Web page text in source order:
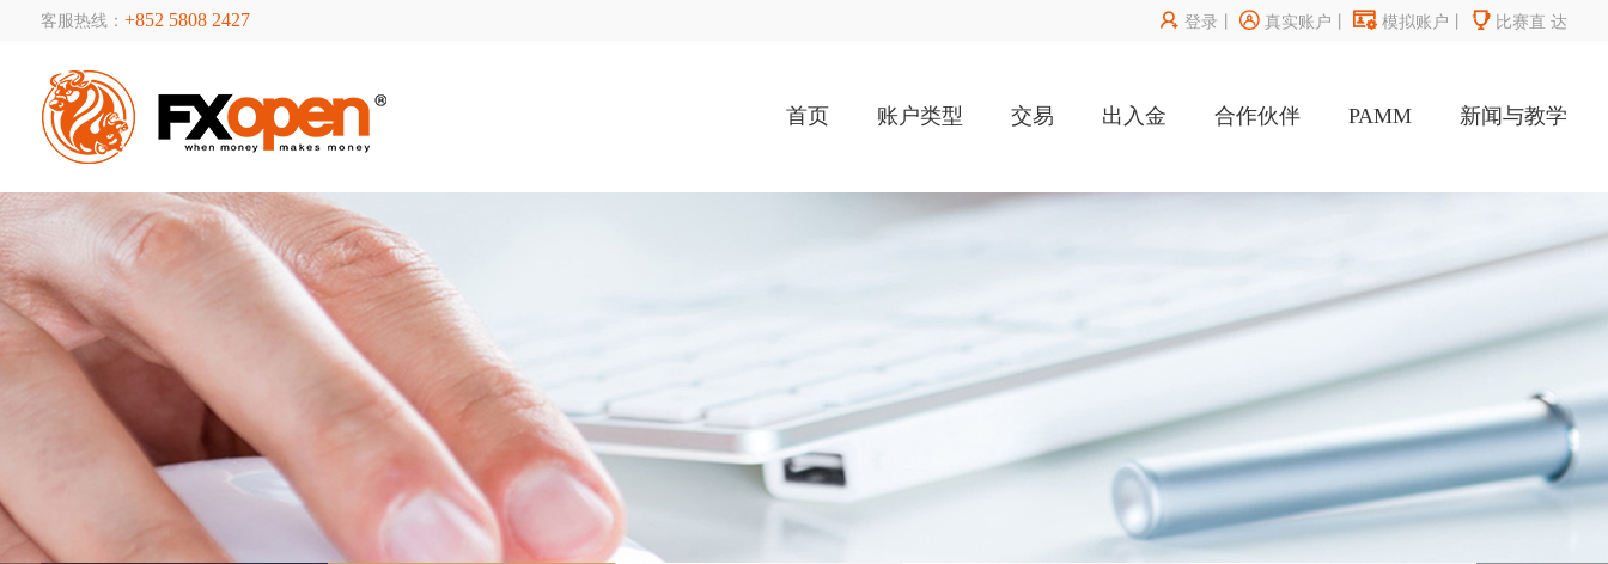
客服热线： +852 5808 2427  登录 丨 真实账户  模拟账户  比赛直 达
首页 账户类型 交易 出入金 合作伙伴 PAMM 新闻与教学